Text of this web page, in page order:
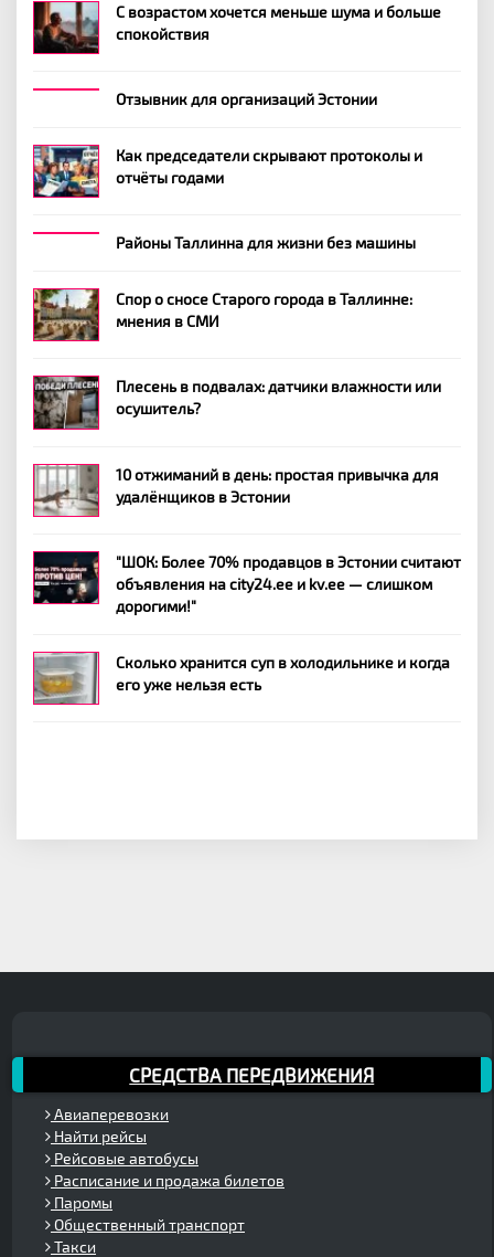
С возрастом хочется меньше шума и больше
спокойствия
Отзывник для организаций Эстонии
Как председатели скрывают протоколы и
отчёты годами
Районы Таллинна для жизни без машины
Спор о сносе Старого города в Таллинне:
мнения в СМИ
Плесень в подвалах: датчики влажности или
осушитель?
10 отжиманий в день: простая привычка для
удалёнщиков в Эстонии
"ШОК: Более 70% продавцов в Эстонии считают
объявления на city24.ee и kv.ee — слишком
дорогими!"
Сколько хранится суп в холодильнике и когда
его уже нельзя есть
СРЕДСТВА ПЕРЕДВИЖЕНИЯ
Авиаперевозки
Найти рейсы
Рейсовые автобусы
Расписание и продажа билетов
Паромы
Общественный транспорт
Такси